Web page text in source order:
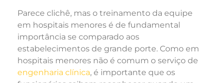
Parece clichê, mas o treinamento da equipe
em hospitais menores é de fundamental
importância se comparado aos
estabelecimentos de grande porte. Como em
hospitais menores não é comum o serviço de
engenharia clínica, é importante que os